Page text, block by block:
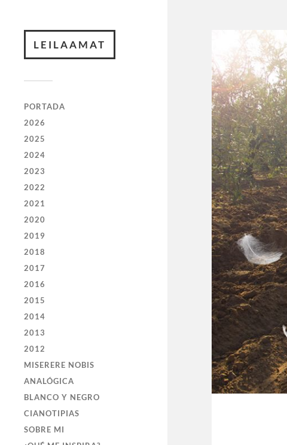
LEILAAMAT
PORTADA
2026
2025
2024
2023
2022
2021
2020
2019
2018
2017
2016
2015
2014
2013
2012
MISERERE NOBIS
ANALÓGICA
BLANCO Y NEGRO
CIANOTIPIAS
SOBRE MI